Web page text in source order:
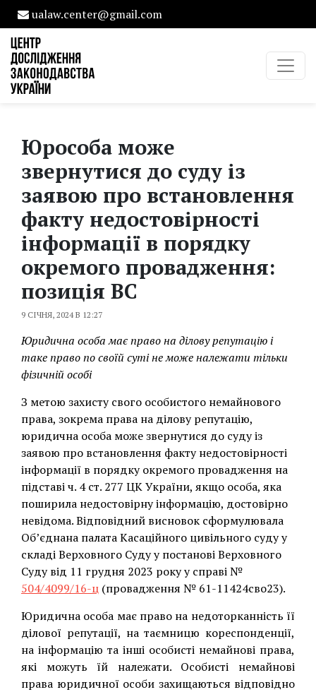
ualaw.center@gmail.com
Юрособа може
звернутися до суду із
заявою про встановлення
факту недостовірності
інформації в порядку
окремого провадження:
позиція ВС
9 СІЧНЯ, 2024 В 12:27
Юридична особа має право на ділову репутацію і
таке право по своїй суті не може належати тільки
фізичній особі
З метою захисту свого особистого немайнового
права, зокрема права на ділову репутацію,
юридична особа може звернутися до суду із
заявою про встановлення факту недостовірності
інформації в порядку окремого провадження на
підставі ч. 4 ст. 277 ЦК України, якщо особа, яка
поширила недостовірну інформацію, достовірно
невідома. Відповідний висновок сформулювала
Об’єднана палата Касаційного цивільного суду у
складі Верховного Суду у постанові Верховного
Суду від 11 грудня 2023 року у справі №
504/4099/16-ц (провадження № 61-11424сво23).
Юридична особа має право на недоторканність її
ділової репутації, на таємницю кореспонденції,
на інформацію та інші особисті немайнові права,
які можуть їй належати. Особисті немайнові
права юридичної особи захищаються відповідно